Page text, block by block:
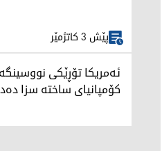
پێش 3 کاتژمێر
ئەمریکا تۆڕێکی
کۆمپانیای ساختە سزا